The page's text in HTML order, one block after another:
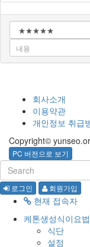
회사소개
이용약관
개인정보 취급
Copyright©
PC 버전으로 보기
로그인 회원가입
현재 접속자
케톤생성식이요법
식단
설정